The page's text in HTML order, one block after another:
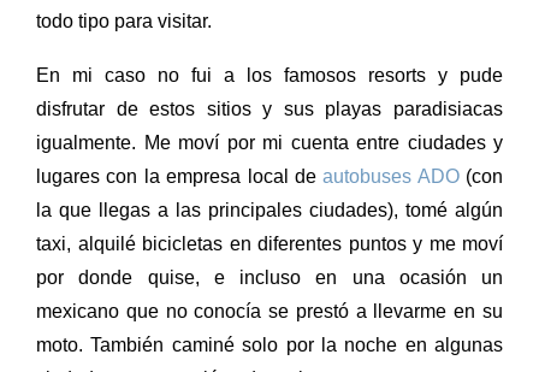
todo tipo para visitar.
En mi caso no fui a los famosos resorts y pude
disfrutar de estos sitios y sus playas paradisiacas
igualmente. Me moví por mi cuenta entre ciudades y
lugares con la empresa local deautobuses ADO(con
la que llegas a las principales ciudades), tomé algún
taxi, alquilé bicicletas en diferentes puntos y me moví
por donde quise, e incluso en una ocasión un
mexicano que no conocía se prestó a llevarme en su
moto. También caminé solo por la noche en algunas